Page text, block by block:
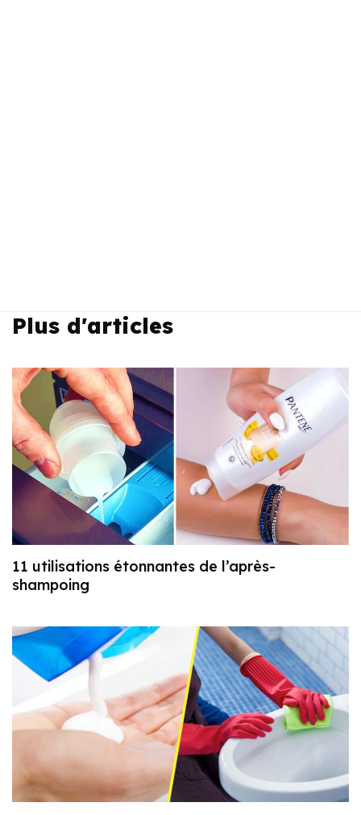
Plus d'articles
11 utilisations étonnantes de l’après-
shampoing